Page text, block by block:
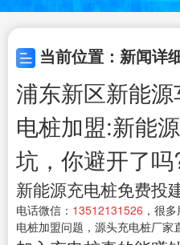
当前位置：新闻详
浦东新区新能
电桩加盟:新能
坑，你避开了吗
新能源充电桩免费
电话微信： 13512131526 ，很
电桩加盟问题，源头充电桩厂